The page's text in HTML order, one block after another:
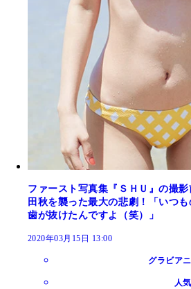
ファースト写真集『ＳＨＵ』の撮
田秋を襲った最大の悲劇！「いつ
歯が抜けたんですよ（笑）」
2020年03月15日 13:00
グラビア
人気